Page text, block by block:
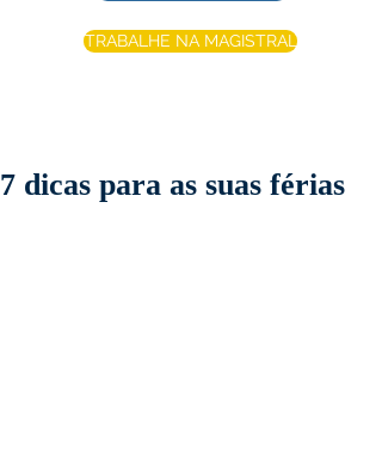
TRABALHE NA MAGISTRAL
7 dicas para as suas férias